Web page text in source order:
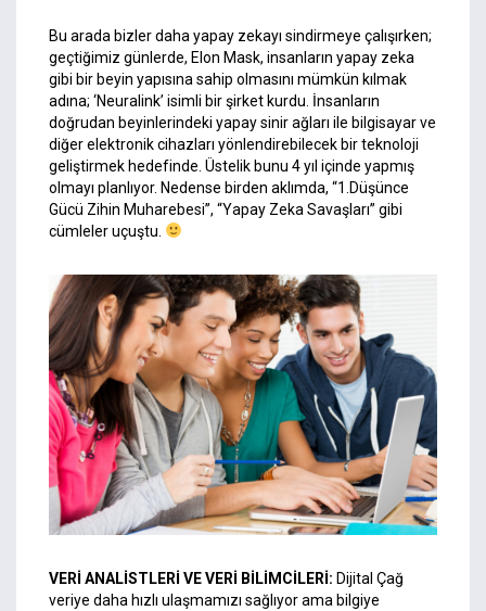
Bu arada bizler daha yapay zekayı sindirmeye çalışırken;
geçtiğimiz günlerde, Elon Mask, insanların yapay zeka
gibi bir beyin yapısına sahip olmasını mümkün kılmak
adına; ‘Neuralink’ isimli bir şirket kurdu. İnsanların
doğrudan beyinlerindeki yapay sinir ağları ile bilgisayar ve
diğer elektronik cihazları yönlendirebilecek bir teknoloji
geliştirmek hedefinde. Üstelik bunu 4 yıl içinde yapmış
olmayı planlıyor. Nedense birden aklımda, “1.Düşünce
Gücü Zihin Muharebesi”, “Yapay Zeka Savaşları” gibi
cümleler uçuştu.
VERİ ANALİSTLERİ VE VERİ BİLİMCİLERİ: Dijital Çağ
veriye daha hızlı ulaşmamızı sağlıyor ama bilgiye